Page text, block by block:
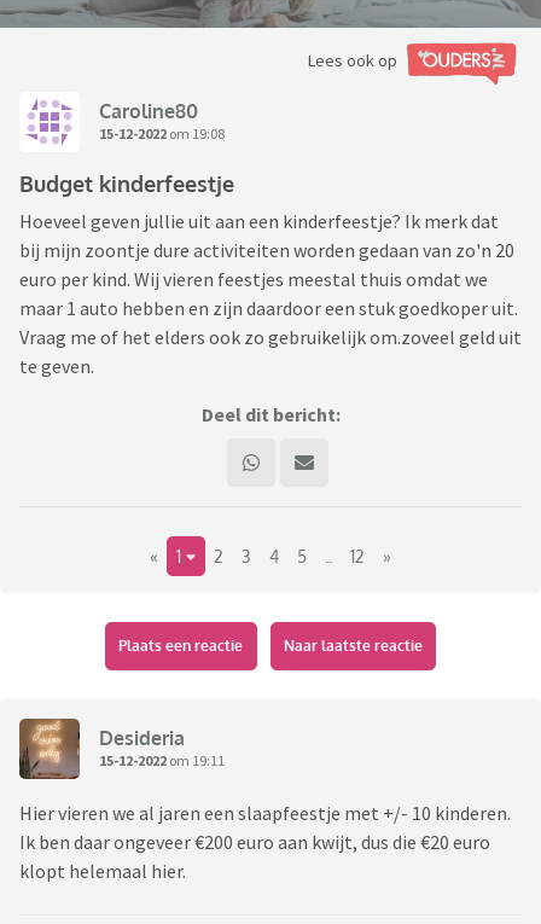
Lees ook op
Caroline80
15-12-2022 om 19:08
Budget kinderfeestje
Hoeveel geven jullie uit aan een kinderfeestje? Ik merk dat
bij mijn zoontje dure activiteiten worden gedaan van zo'n 20
euro per kind. Wij vieren feestjes meestal thuis omdat we
maar 1 auto hebben en zijn daardoor een stuk goedkoper uit.
Vraag me of het elders ook zo gebruikelijk om.zoveel geld uit
te geven.
Deel dit bericht:
« 1 2 3 4 5 12 »
Plaats een reactie Naar laatste reactie
Desideria
15-12-2022 om 19:11
Hier vieren we al jaren een slaapfeestje met +/- 10 kinderen.
Ik ben daar ongeveer €200 euro aan kwijt, dus die €20 euro
klopt helemaal hier.